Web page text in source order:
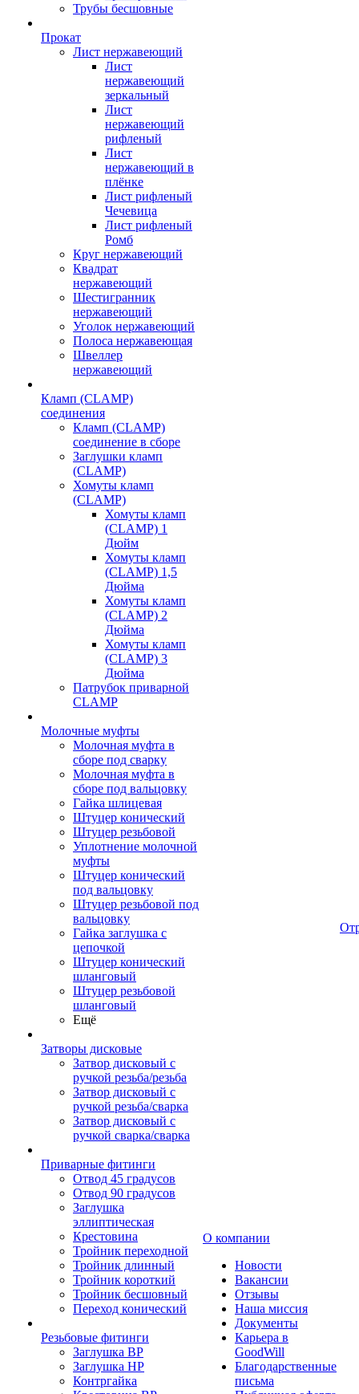
Трубы бесшовные
Прокат
Лист нержавеющий
Лист
нержавеющий
зеркальный
Лист
нержавеющий
рифленый
Лист
нержавеющий в
плёнке
Лист рифленый
Чечевица
Лист рифленый
Ромб
Круг нержавеющий
Квадрат
нержавеющий
Шестигранник
нержавеющий
Уголок нержавеющий
Полоса нержавеющая
Швеллер
нержавеющий
Кламп (CLAMP)
соединения
Кламп (CLAMP)
соединение в сборе
Заглушки кламп
(CLAMP)
Хомуты кламп
(CLAMP)
Хомуты кламп
(CLAMP) 1
Дюйм
Хомуты кламп
(CLAMP) 1,5
Дюйма
Хомуты кламп
(CLAMP) 2
Дюйма
Хомуты кламп
(CLAMP) 3
Дюйма
Патрубок приварной
CLAMP
Молочные муфты
Молочная муфта в
сборе под сварку
Молочная муфта в
сборе под вальцовку
Гайка шлицевая
Штуцер конический
Штуцер резьбовой
Уплотнение молочной
муфты
Штуцер конический
под вальцовку
Штуцер резьбовой под
вальцовку
Гайка заглушка с
цепочкой
Штуцер конический
шланговый
Штуцер резьбовой
шланговый
Ещё
Затворы дисковые
Затвор дисковый с
ручкой резьба/резьба
Затвор дисковый с
ручкой резьба/сварка
Затвор дисковый с
ручкой сварка/сварка
Приварные фитинги
Отвод 45 градусов
Отвод 90 градусов
Заглушка
эллиптическая
Крестовина
Тройник переходной
Тройник длинный
Тройник короткий
Тройник бесшовный
Переход конический
Резьбовые фитинги
Заглушка ВР
Заглушка НР
Контргайка
О компании
Новости
Вакансии
Отзывы
Наша миссия
Документы
Карьера в
GoodWill
Благодарственные
письма